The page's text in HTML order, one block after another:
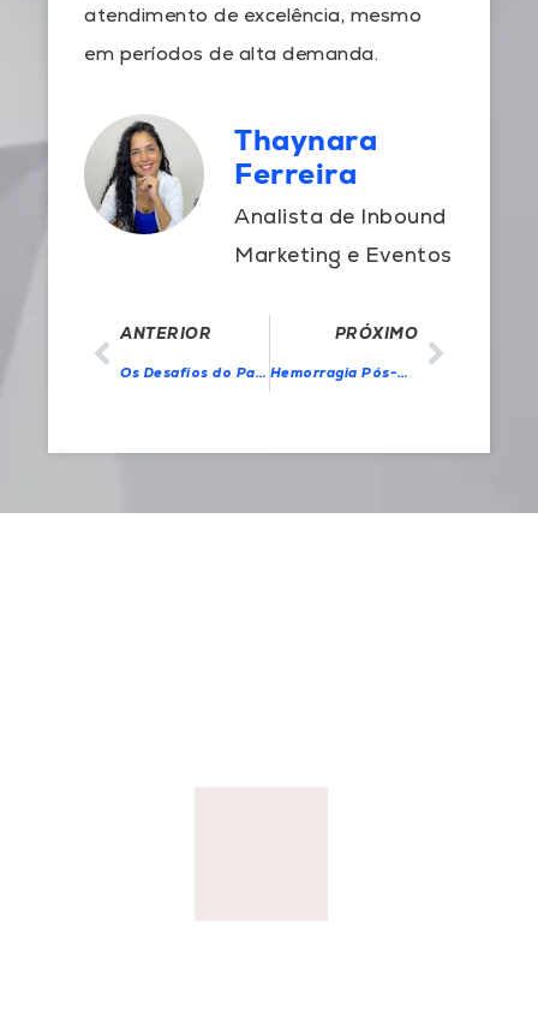
atendimento de excelência, mesmo
em períodos de alta demanda.
Thaynara
Ferreira
Analista de Inbound
Marketing e Eventos
ANTERIOR
Os Desafios do Parto Operatório Vaginal na Prática Obstétrica
PRÓXIMO
Hemorragia Pós-Parto: Prevenção e Manejo com Tecnologias Modernas